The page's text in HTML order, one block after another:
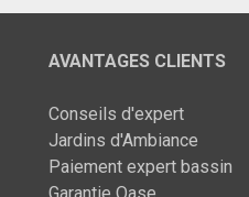
AVANTAGES CLIENTS
Conseils d'expert
Jardins d'Ambiance
Paiement expert bassin